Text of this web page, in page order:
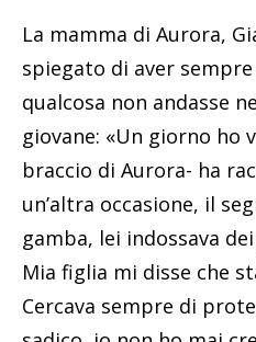
La mamma di Aurora,
spiegato di aver
qualcosa non andasse
giovane: «Un giorno ho
braccio di Aurora- ha
un’altra occasione, il
gamba, lei indossava
Mia figlia mi disse che
Cercava sempre di